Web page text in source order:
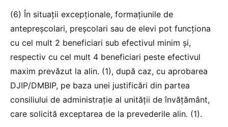
(6) În situaţii excepţionale, formaţiunile de
antepreşcolari, preşcolari sau de elevi pot funcţiona
cu cel mult 2 beneficiari sub efectivul minim și,
respectiv cu cel mult 4 beneficiari peste efectivul
maxim prevăzut la alin. (1), după caz, cu aprobarea
DJIP/DMBIP, pe baza unei justificări din partea
consiliului de administraţie al unităţii de învăţământ,
care solicită exceptarea de la prevederile alin. (1).